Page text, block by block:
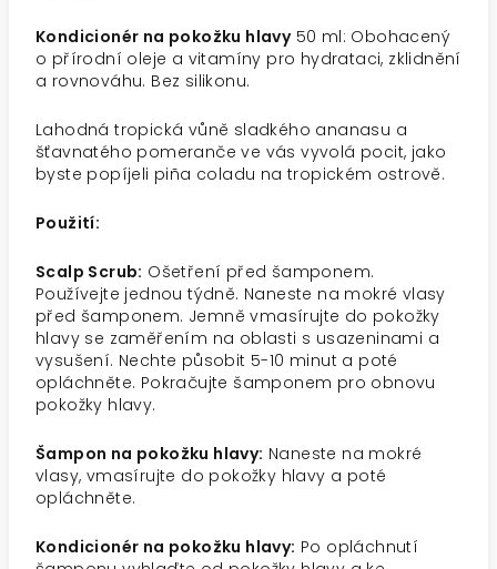
Kondicionér na pokožku hlavy50 ml: Obohacený
o přírodní oleje a vitamíny pro hydrataci, zklidnění
a rovnováhu. Bez silikonu.
Lahodná tropická vůně sladkého ananasu a
šťavnatého pomeranče ve vás vyvolá pocit, jako
byste popíjeli piña coladu na tropickém ostrově.
Použití:
Scalp Scrub: Ošetření před šamponem.
Používejte jednou týdně. Naneste na mokré vlasy
před šamponem. Jemně vmasírujte do pokožky
hlavy se zaměřením na oblasti s usazeninami a
vysušení. Nechte působit 5-10 minut a poté
opláchněte. Pokračujte šamponem pro obnovu
pokožky hlavy.
Šampon na pokožku hlavy: Naneste na mokré
vlasy, vmasírujte do pokožky hlavy a poté
opláchněte.
Kondicionér na pokožku hlavy: Po opláchnutí